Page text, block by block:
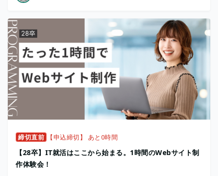
締切直前 【申込締切】 あと0時間
【28卒】IT就活はここから始まる。1時間のWebサイト制
作体験会！